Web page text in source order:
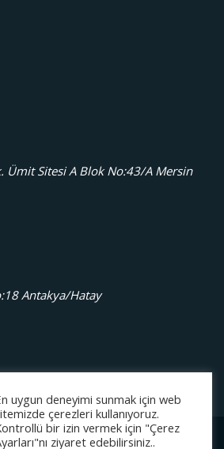
Ümit Sitesi A Blok No:43/A Mersin
Antakya/Hatay
Eğitim Danışmanlığı Ltd. Şti.
uygun deneyimi sunmak için web
çerezleri kullanıyoruz.
bir izin vermek için "Çerez
ziyaret edebilirsiniz..